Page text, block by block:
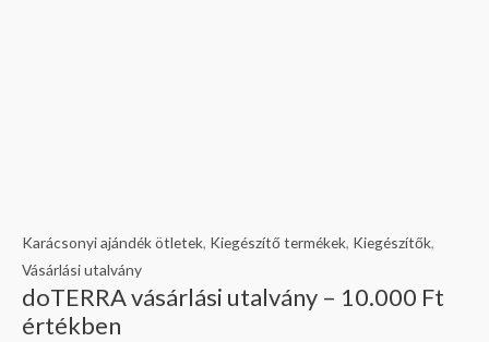
Karácsonyi ajándék ötletek, Kiegészítő termékek, Kiegészítők,
Vásárlási utalvány
doTERRA vásárlási utalvány – 10.000 Ft
értékben